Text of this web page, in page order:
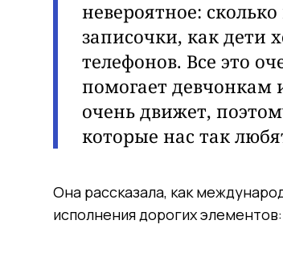
невероятное:
записочки, как дети
телефонов. Все это
помогает девчонкам
очень движет,
которые нас так
Она рассказала, как
исполнения дорогих элементов: